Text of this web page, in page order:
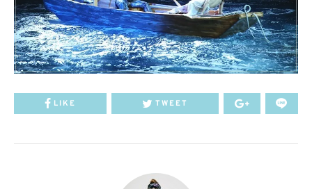
LIKE TWEET